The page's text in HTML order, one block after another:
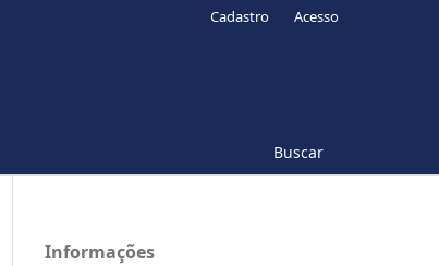
Buscar
Cadastro Acesso
Informações